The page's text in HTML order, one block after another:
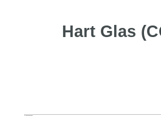
Hart Glas